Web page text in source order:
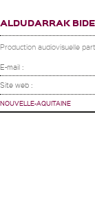
ALDUDARRAK
Production audiovisuelle
E-mail :
Site web :
NOUVELLE-AQUITAINE